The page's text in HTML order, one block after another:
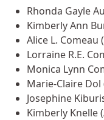
Rhonda Gayle
Kimberly Ann
Alice L. Comeau
Lorraine R.E.
Monica Lynn
Marie-Claire Dol
Josephine
Kimberly Knelle